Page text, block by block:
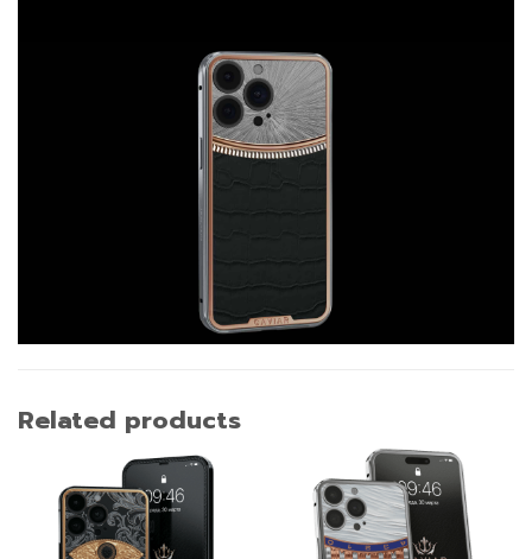
Related products